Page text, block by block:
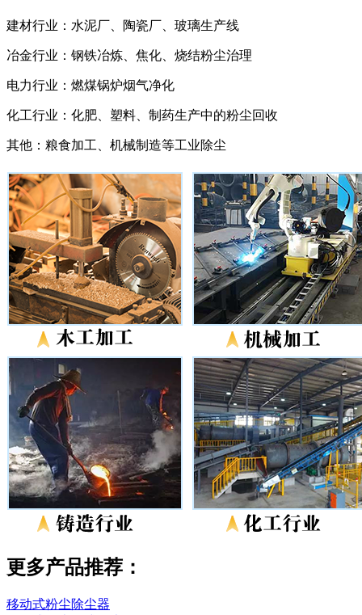
建材行业：水泥厂、陶瓷厂、玻璃生产线
冶金行业：钢铁冶炼、焦化、烧结粉尘治理
电力行业：燃煤锅炉烟气净化
化工行业：化肥、塑料、制药生产中的粉尘回收
其他：粮食加工、机械制造等工业除尘
更多产品推荐：
移动式粉尘除尘器